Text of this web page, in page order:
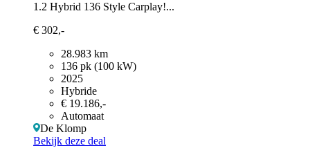
1.2 Hybrid 136 Style Carplay!...
€ 302,-
28.983 km
136 pk (100 kW)
2025
Hybride
€ 19.186,-
Automaat
De Klomp
Bekijk deze deal